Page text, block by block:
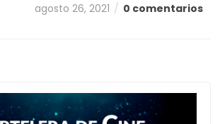
agosto 26, 2021 0 comentarios